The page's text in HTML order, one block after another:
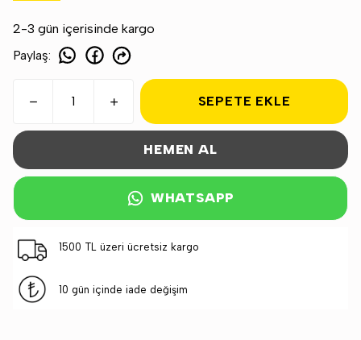
2-3 gün içerisinde kargo
Paylaş:
SEPETE EKLE
HEMEN AL
WHATSAPP
1500 TL üzeri ücretsiz kargo
10 gün içinde iade değişim